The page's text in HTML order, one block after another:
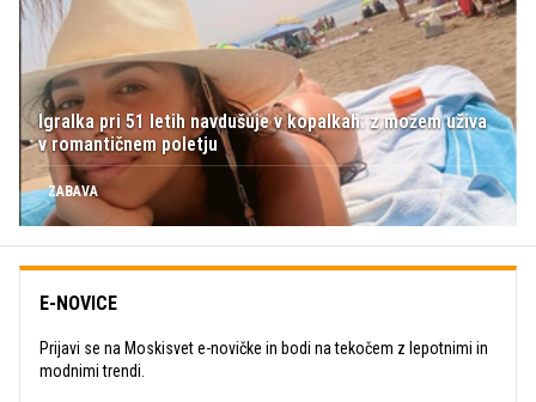
Igralka pri 51 letih navdušuje v kopalkah: z možem uživa
v romantičnem poletju
ZABAVA
E-NOVICE
Prijavi se na Moskisvet e-novičke in bodi na tekočem z lepotnimi in
modnimi trendi.